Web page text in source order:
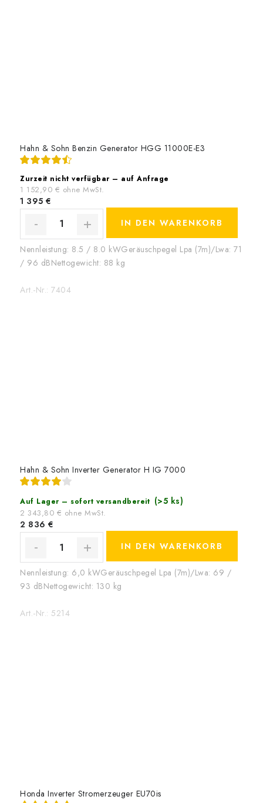
Hahn & Sohn Benzin Generator HGG 11000E-E3
Zurzeit nicht verfügbar – auf Anfrage
1 152,90 € ohne MwSt.
1 395 €
IN DEN WARENKORB
Nennleistung: 8.5 / 8.0 kWGeräuschpegel Lpa (7m)/Lwa: 71
/ 96 dBNettogewicht: 88 kg
Art.-Nr.: 7404
Hahn & Sohn Inverter Generator H IG 7000
Auf Lager – sofort versandbereit (>5 ks)
2 343,80 € ohne MwSt.
2 836 €
IN DEN WARENKORB
Nennleistung: 6,0 kWGeräuschpegel Lpa (7m)/Lwa: 69 /
93 dBNettogewicht: 130 kg
Art.-Nr.: 5214
Honda Inverter Stromerzeuger EU70is